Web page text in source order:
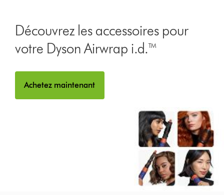
Découvrez les accessoires pour
votre Dyson Airwrap i.d.™
Achetez maintenant